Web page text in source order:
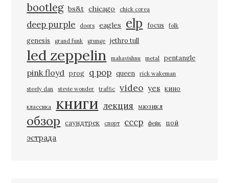
bootleg bs&t chicago chick corea
deep purple doors eagles elp focus folk
genesis grand funk grunge jethro tull
led zeppelin mahavishnu metal pentangle
pink floyd prog q pop queen rick wakeman
steely dan stevie wonder traffic video yes кино
классика книги лекция мюзикл
обзор саундтрек спорт ссср фейк цой
эстрада